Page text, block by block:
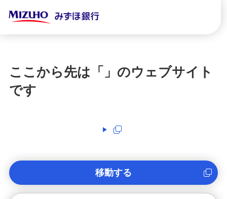
ここから先は「 」のウェブサイト
です
移動する